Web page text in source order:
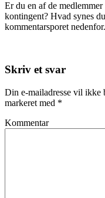
Er du en af de
kontingent? Hvad synes
kommentarsporet nedenfor.
Skriv et svar
Din e-mailadresse vil ikke
markeret med *
Kommentar